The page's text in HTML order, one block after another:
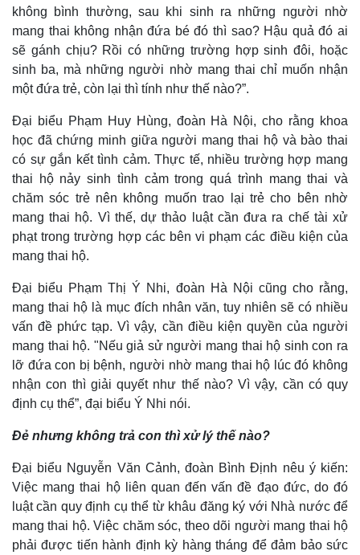
Thế giới
Quan sát
Cuộc sống đó đây
Hồ sơ
Multimedia
Ảnh
E-Magazine
không bình thường, sau khi sinh ra những người nhờ
mang thai không nhận đứa bé đó thì sao? Hậu quả đó ai
sẽ gánh chịu? Rồi có những trường hợp sinh đôi, hoặc
sinh ba, mà những người nhờ mang thai chỉ muốn nhận
một đứa trẻ, còn lại thì tính như thế nào?”.
Đại biểu Phạm Huy Hùng, đoàn Hà Nội, cho rằng khoa
học đã chứng minh giữa người mang thai hộ và bào thai
có sự gắn kết tình cảm. Thực tế, nhiều trường hợp mang
thai hộ nảy sinh tình cảm trong quá trình mang thai và
chăm sóc trẻ nên không muốn trao lại trẻ cho bên nhờ
mang thai hộ. Vì thế, dự thảo luật cần đưa ra chế tài xử
phạt trong trường hợp các bên vi phạm các điều kiện của
mang thai hộ.
Đại biểu Phạm Thị Ý Nhi, đoàn Hà Nội cũng cho rằng,
mang thai hộ là mục đích nhân văn, tuy nhiên sẽ có nhiều
vấn đề phức tạp. Vì vậy, cần điều kiện quyền của người
mang thai hộ. "Nếu giả sử người mang thai hộ sinh con ra
lỡ đứa con bị bệnh, người nhờ mang thai hộ lúc đó không
nhận con thì giải quyết như thế nào? Vì vậy, cần có quy
định cụ thể”, đại biểu Ý Nhi nói.
Đẻ nhưng không trả con thì xử lý thế nào?
Đại biểu Nguyễn Văn Cảnh, đoàn Bình Định nêu ý kiến:
Việc mang thai hộ liên quan đến vấn đề đạo đức, do đó
luật cần quy định cụ thể từ khâu đăng ký với Nhà nước để
mang thai hộ. Việc chăm sóc, theo dõi người mang thai hộ
phải được tiến hành định kỳ hàng tháng để đảm bảo sức